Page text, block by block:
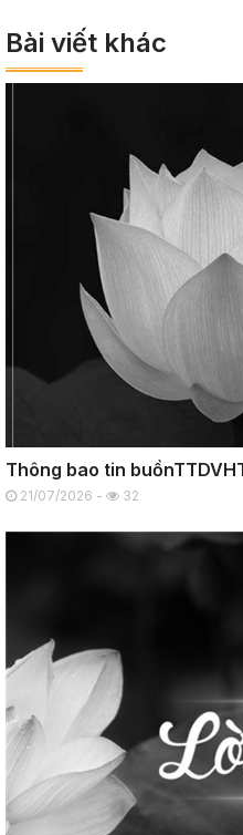
Bài viết khác
Thông bao tin
21/07/2026 - 32